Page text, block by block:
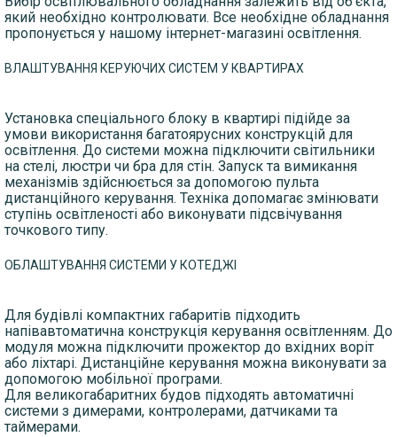
який необхідно контролювати. Все необхідне обладнання
пропонується у нашому інтернет-магазині освітлення.
ВЛАШТУВАННЯ КЕРУЮЧИХ СИСТЕМ У КВАРТИРАХ
Установка спеціального блоку в квартирі підійде за
умови використання багатоярусних конструкцій для
освітлення. До системи можна підключити світильники
на стелі, люстри чи бра для стін. Запуск та вимикання
механізмів здійснюється за допомогою пульта
дистанційного керування. Техніка допомагає змінювати
ступінь освітленості або виконувати підсвічування
точкового типу.
ОБЛАШТУВАННЯ СИСТЕМИ У КОТЕДЖІ
Для будівлі компактних габаритів підходить
напівавтоматична конструкція керування освітленням. До
модуля можна підключити прожектор до вхідних воріт
або ліхтарі. Дистанційне керування можна виконувати за
допомогою мобільної програми.
Для великогабаритних будов підходять автоматичні
системи з димерами, контролерами, датчиками та
таймерами.